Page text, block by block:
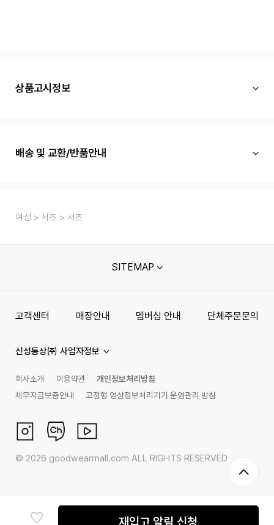
상품고시정보
배송 및 교환/반품안내
여성 셔츠 셔츠
재입고 알림 신청
SITEMAP
고객센터 매장안내 멤버십 안내 단체주문문의
신성통상㈜ 사업자정보
회사소개 이용약관
개인정보처리방침
채무지급보증안내
고정형 영상정보처리기기 운영관리 방침
© 2026 goodwearmall.com ALL RIGHTS RESERVED